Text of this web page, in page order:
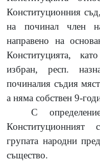
Конституционния
на починал член
направено на
Конституцията,
избран, респ.
починалия съдия
а няма собствен 9-
С
групата народни
същество.